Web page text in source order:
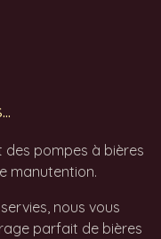
des pompes à bières
manutention.
nous vous
parfait de bières